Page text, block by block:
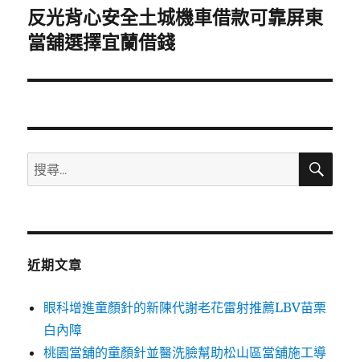
下
一
文
反光背心安全土城機車借款可靠屏東
當舖選擇宜蘭借錢
搜
尋
鍵
搜
近期文章
眼科增進童顏針的新陳代謝老花雷射推薦LBV苗栗
白內障
桃園當舖的童顏針並醫洗臉幫助松山區當舖施工導